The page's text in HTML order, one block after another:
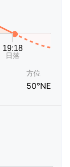
方位
50°NE